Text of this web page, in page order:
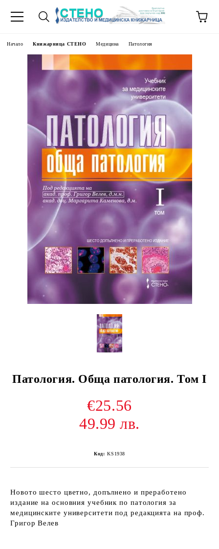
Начало Книжарница СТЕНО Медицина Патология
Патология. Обща патология. Том I
€25.56
49.99 лв.
Код: KS1938
Новото шесто цветно, допълнено и преработено
издание на основния учебник по патология за
медицинските университети под редакцията на проф.
Григор Велев